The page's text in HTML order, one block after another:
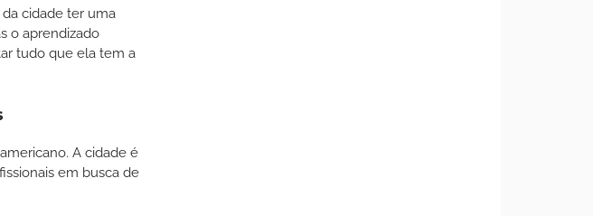
cidade ter uma
o aprendizado
tudo que ela tem a
A cidade é
em busca de